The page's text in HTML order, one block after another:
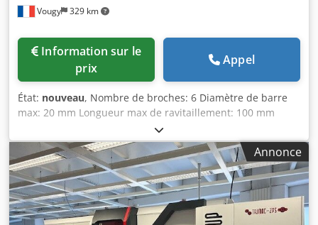
Vougy 329 km
prix
Appel
État: nouveau, Nombre de broches: 6 Diamètre de barre
max: 20 mm Longueur max de ravitaillement: 100 mm
Vitesse de broche: max 6.000 tr/min Tour multibroche à
cames pour l’usinage de barres de petits diamètres. Cette
machine rigide et d’une grande précision est très rapide.
Elle est utilisée pour la fabrication de moyennes et
grandes séries, pour le travail en barre ou à partir de
pièces ébauchées avec un chargeur adapté. Le tour est
équipé d’un barillet à denture HIRTH, de 6 coulisses
Annonce